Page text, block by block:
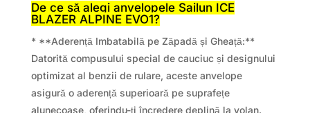
De ce să alegi anvelopele Sailun ICE
BLAZER ALPINE EVO1?
* **Aderență Imbatabilă pe Zăpadă și Gheață:**
Datorită compusului special de cauciuc și designului
optimizat al benzii de rulare, aceste anvelope
asigură o aderență superioară pe suprafețe
alunecoase, oferindu-ți încredere deplină la volan.